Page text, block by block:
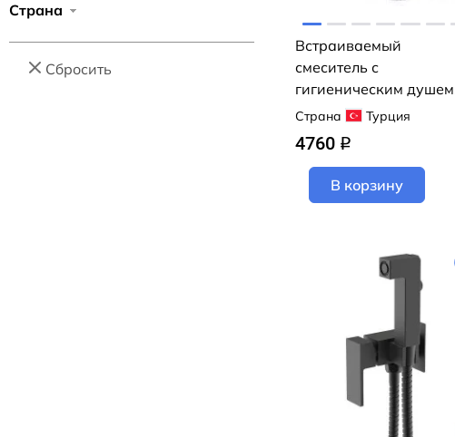
Страна
Сбросить
Встраиваемый
смеситель с
гигиеническим душем
Loranto LR80543000
(черный)
Страна Турция
4760 q
В корзину